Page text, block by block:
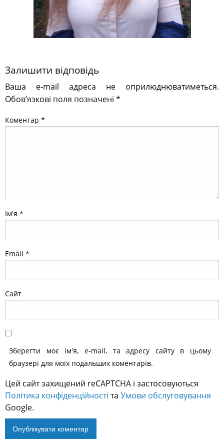
Залишити відповідь
Ваша e-mail адреса не оприлюднюватиметься.
Обов’язкові поля позначені *
Коментар *
Ім'я *
Email *
Сайт
Зберегти моє ім'я, e-mail, та адресу сайту в цьому
браузері для моїх подальших коментарів.
Цей сайт захищений reCAPTCHA і застосовуються
Політика конфіденційності та Умови обслуговування
Google.